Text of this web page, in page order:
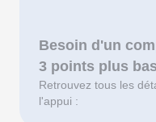
Besoin d'un
3 points plus
Retrouvez tous les
l'appui :